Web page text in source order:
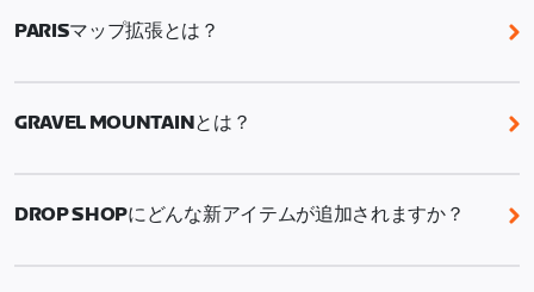
ワークアウト、バイクルート、イベント（バイクおよ
びラン）、RoboPacerライド、チャレンジタスク
PARISマップ拡張とは？
Parisマップ拡張では、象徴的なサクレ・クール寺院
フランス最終ステージにも登場するエキサイティング
GRAVEL MOUNTAINとは？
Gravel Mountainはイベント専用のグラベルマップで
す。ここでは常にハイペースが維持され、走行ライン
が絶えず変化し、同じコースでも毎回異なる体験がで
DROP SHOPにどんな新アイテムが追加されますか？
この夏、フレームショップには18の新モデル（ロー